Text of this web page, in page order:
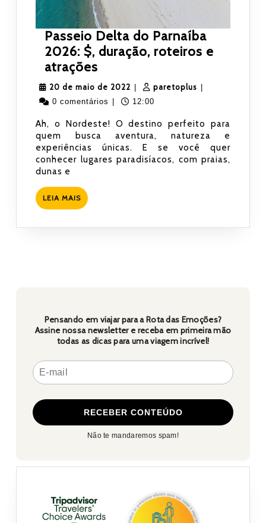
Passeio Delta do Parnaíba
2026: $, duração, roteiros e
atrações
Delta
do
2026:
$,
duração,
20 de maio de 2022 20
de
de
2022
paretoplus paretoplus
0 comentários
12:00
Ah, o Nordeste! O destino perfeito para
quem busca aventura, natureza e
experiências únicas. E se você quer
conhecer lugares paradisíacos, com praias,
dunas e
LEIA MAISLEIA
MAIS
Pensando em viajar para a Rota das Emoções?
Assine nossa newsletter e receba em primeira mão
todas as dicas para uma viagem incrível!
Não te mandaremos spam!